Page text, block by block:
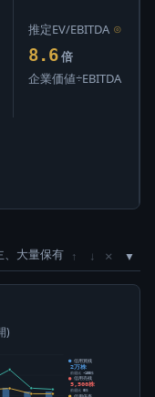
推定EV/EBITDA ⊙
8.6 倍
企業価値÷EBITDA
、大量保有 ↑ ↓ ×
)
信用買残
2万株
前週比 -100株
信用売残
5,500株
前週比 0株
信用倍率